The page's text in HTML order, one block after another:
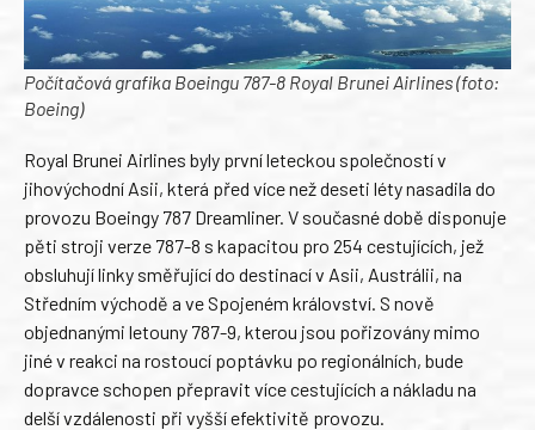
Počítačová grafika Boeingu 787-8 Royal Brunei Airlines (foto:
Boeing)
Royal Brunei Airlines byly první leteckou společností v
jihovýchodní Asii, která před více než deseti léty nasadila do
provozu Boeingy 787 Dreamliner. V současné době disponuje
pěti stroji verze 787-8 s kapacitou pro 254 cestujících, jež
obsluhují linky směřující do destinací v Asii, Austrálii, na
Středním východě a ve Spojeném království. S nově
objednanými letouny 787-9, kterou jsou pořizovány mimo
jiné v reakci na rostoucí poptávku po regionálních, bude
dopravce schopen přepravit více cestujících a nákladu na
delší vzdálenosti při vyšší efektivitě provozu.